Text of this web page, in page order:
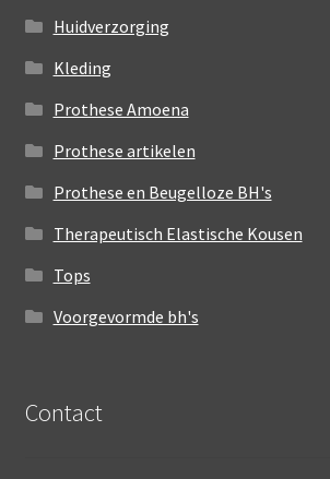
Huidverzorging
Kleding
Prothese Amoena
Prothese artikelen
Prothese en Beugelloze BH's
Therapeutisch Elastische Kousen
Tops
Voorgevormde bh's
Contact